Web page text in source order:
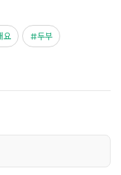
요 두부